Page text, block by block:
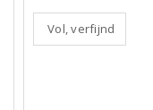
Vol, verfijnd